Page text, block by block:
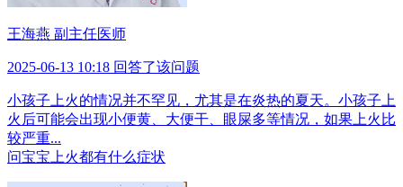
王海燕 副主任医师
2025-06-13 10:18 回答了该问题
小孩子上火的情况并不罕见，尤其是在炎热的夏天。小孩子上
火后可能会出现小便黄、大便干、眼屎多等情况，如果上火比
较严重...
问宝宝上火都有什么症状